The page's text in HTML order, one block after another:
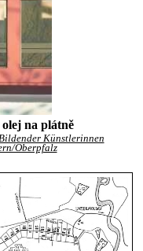
na plátně
Künstlerinnen
Oberpfalz